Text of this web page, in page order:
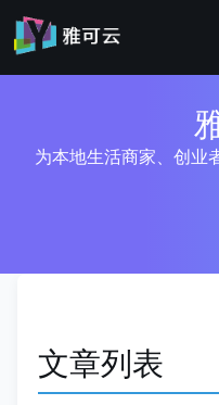
为本地生活商家、创业
文章列表